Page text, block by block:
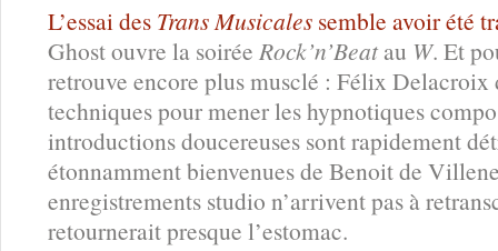
L’essai des Trans Musicales semble avoir été
Ghost ouvre la soirée Rock’n’Beatau W. Et
retrouve encore plus musclé : Félix Delacroix
techniques pour mener les hypnotiques
introductions doucereuses sont rapidement
étonnamment bienvenues de Benoit de
enregistrements studio n’arrivent pas à
retournerait presque l’estomac.